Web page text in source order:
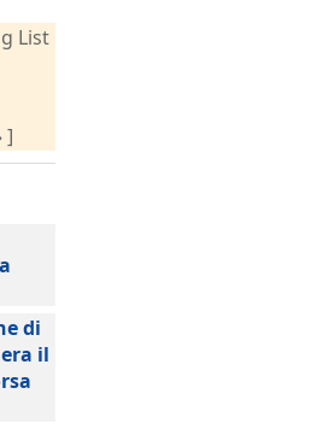
List
]
di
il